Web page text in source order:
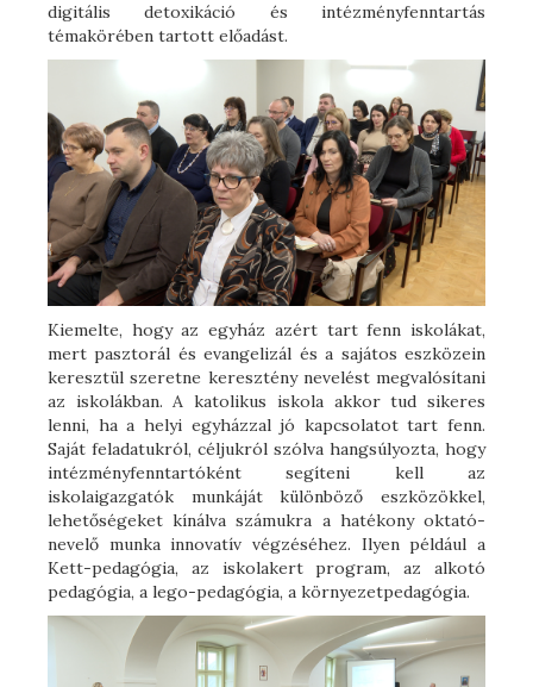
digitális detoxikáció és intézményfenntartás
témakörében tartott előadást.
Kiemelte, hogy az egyház azért tart fenn iskolákat,
mert pasztorál és evangelizál és a sajátos eszközein
keresztül szeretne keresztény nevelést megvalósítani
az iskolákban. A katolikus iskola akkor tud sikeres
lenni, ha a helyi egyházzal jó kapcsolatot tart fenn.
Saját feladatukról, céljukról szólva hangsúlyozta, hogy
intézményfenntartóként segíteni kell az
iskolaigazgatók munkáját különböző eszközökkel,
lehetőségeket kínálva számukra a hatékony oktató-
nevelő munka innovatív végzéséhez. Ilyen például a
Kett-pedagógia, az iskolakert program, az alkotó
pedagógia, a lego-pedagógia, a környezetpedagógia.